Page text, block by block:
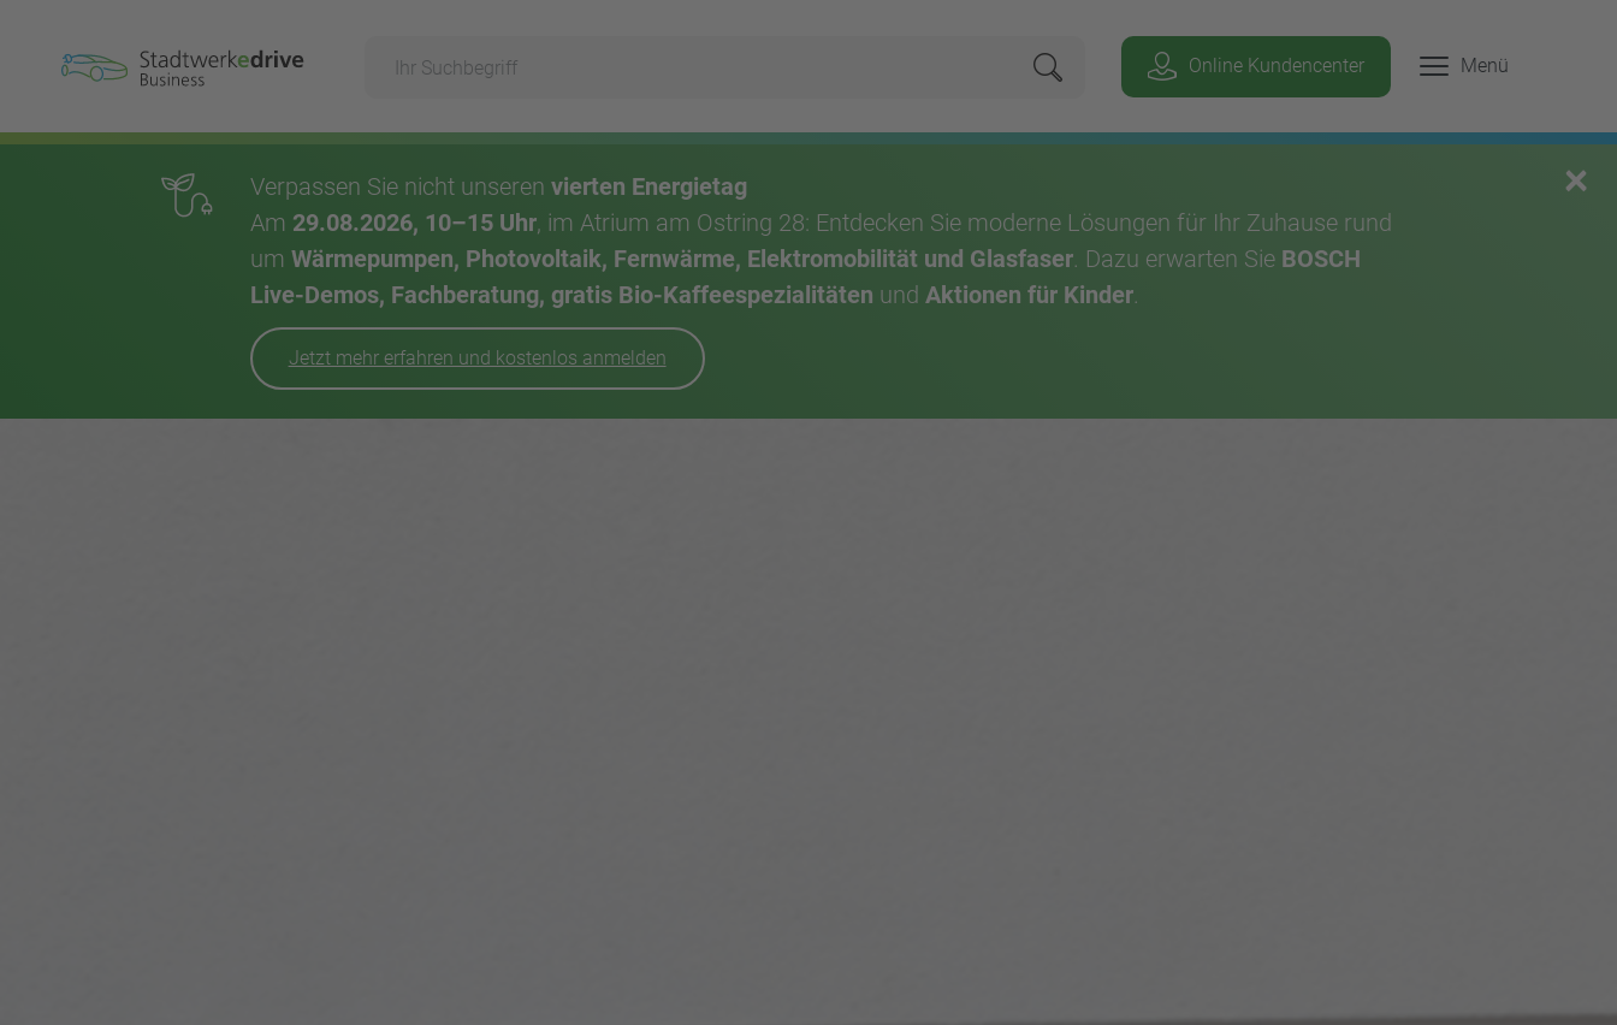
×
Verpassen Sie nicht unseren vierten Energietag
Am 29.08.2026, 10–15 Uhr, im Atrium am Ostring 28: Entdecken Sie moderne Lösungen für Ihr Zuhause rund
um Wärmepumpen, Photovoltaik, Fernwärme, Elektromobilität und Glasfaser. Dazu erwarten Sie BOSCH
Live-Demos, Fachberatung, gratis Bio-Kaffeespezialitäten und Aktionen für Kinder.
Jetzt mehr erfahren und kostenlos anmelden
Suche
Geben Sie hier Ihren Suchbegriff ein, um
Suchen
Online Kundencenter
Hauptnavigation
Menü